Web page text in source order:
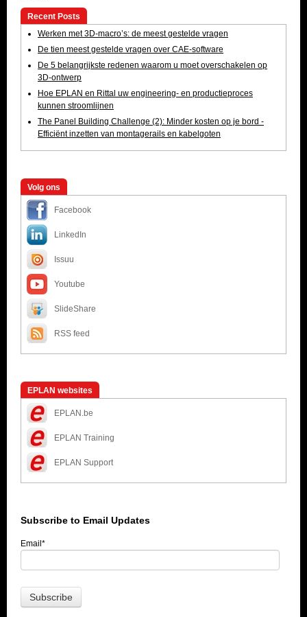
Recent Posts
Werken met 3D-macro’s: de meest gestelde vragen
De tien meest gestelde vragen over CAE-software
De 5 belangrijkste redenen waarom u moet overschakelen op
3D-ontwerp
Hoe EPLAN en Rittal uw engineering- en productieproces
kunnen stroomlijnen
The Panel Building Challenge (2): Minder kosten op je bord -
Efficiënt inzetten van montagerails en kabelgoten
Volg ons
Facebook
LinkedIn
Issuu
Youtube
SlideShare
RSS feed
EPLAN websites
EPLAN.be
EPLAN Training
EPLAN Support
Subscribe to Email Updates
Email*